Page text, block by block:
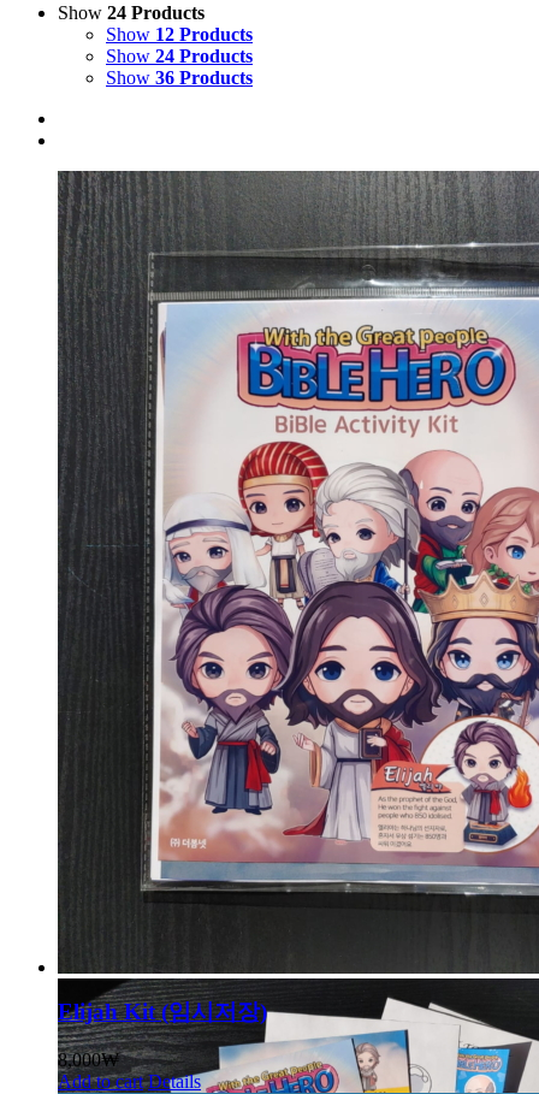
Show 24 Products
Show 12 Products
Show 24 Products
Show 36 Products
Elijah Kit (임시저장)
8,000₩
Add to cart Details